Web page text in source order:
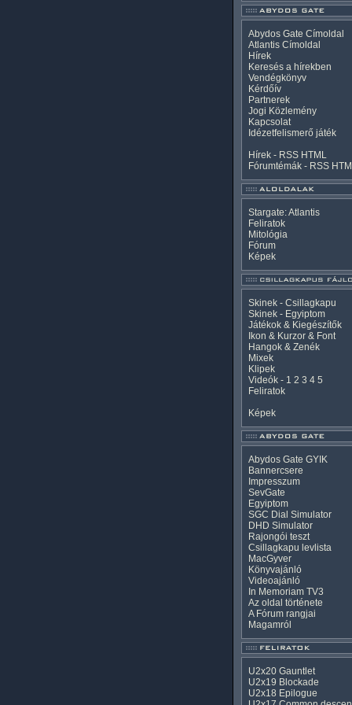
Abydos Gate Címoldal
Atlantis Címoldal
Hírek
Keresés a hírekben
Vendégkönyv
Kérdőív
Partnerek
Jogi Közlemény
Kapcsolat
Idézetfelismerő játék
Hírek - RSS HTML
Fórumtémák - RSS
Stargate: Atlantis
Feliratok
Mitológia
Fórum
Képek
Skinek - Csillagkapu
Skinek - Egyiptom
Játékok & Kiegészítők
Ikon & Kurzor & Font
Hangok & Zenék
Mixek
Klipek
Videók- 1 2 3 4 5
Feliratok
Képek
Abydos Gate GYIK
Bannercsere
Impresszum
SevGate
Egyiptom
SGC Dial Simulator
DHD Simulator
Rajongói teszt
Csillagkapu levlista
MacGyver
Könyvajánló
Videoajánló
In Memoriam TV3
Az oldal története
A Fórum rangjai
Magamról
U2x20 Gauntlet
U2x19 Blockade
U2x18 Epilogue